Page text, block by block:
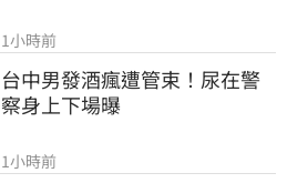
1小時前
台中男發酒瘋遭管束！尿在警
察身上下場曝
1小時前